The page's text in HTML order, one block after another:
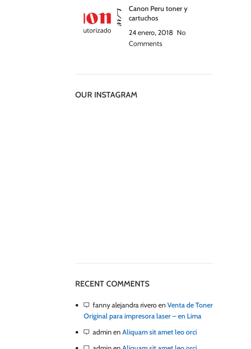
Canon Peru toner y
cartuchos
24 enero, 2018 No
Comments
OUR INSTAGRAM
RECENT COMMENTS
fanny alejandra riveroen Venta de Toner
Original para impresora laser – en Lima
admin en Aliquam sit amet leo orci